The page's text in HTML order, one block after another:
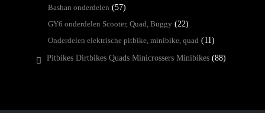
Bashan onderdelen (57)
GY6 onderdelen Scooter, Quad, Buggy (22)
Onderdelen elektrische pitbike, minibike, quad (11)
Pitbikes Dirtbikes Quads Minicrossers Minibikes (88)